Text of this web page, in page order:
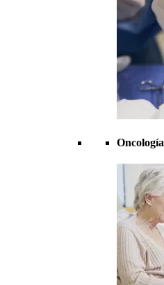
Oncología